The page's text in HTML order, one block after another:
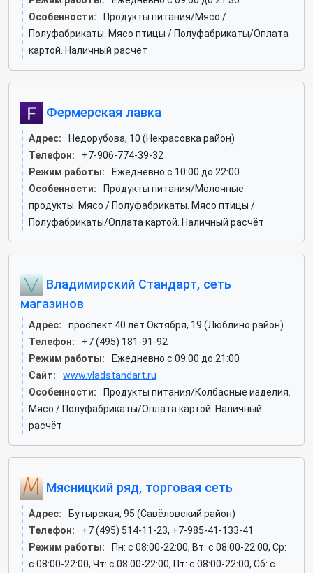
Особенности:
Продукты питания/Мясо /
Полуфабрикаты. Мясо птицы / Полуфабрикаты/Оплата
картой. Наличный расчёт
Фермерская лавка
Адрес:
Недорубова, 10 (Некрасовка район)
Телефон:
+7-906-774-39-32
Режим работы:
Ежедневно с 10:00 до 22:00
Особенности:
Продукты питания/Молочные
продукты. Мясо / Полуфабрикаты. Мясо птицы /
Полуфабрикаты/Оплата картой. Наличный расчёт
Владимирский Стандарт, сеть
магазинов
Адрес:
проспект 40 лет Октября, 19 (Люблино район)
Телефон:
+7 (495) 181-91-92
Режим работы:
Ежедневно с 09:00 до 21:00
Сайт:
www.vladstandart.ru
Особенности:
Продукты питания/Колбасные изделия.
Мясо / Полуфабрикаты/Оплата картой. Наличный
расчёт
Мясницкий ряд, торговая сеть
Адрес:
Бутырская, 95 (Савёловский район)
Телефон:
+7 (495) 514-11-23, +7-985-41-133-41
Режим работы:
Пн: c 08:00-22:00, Вт: c 08:00-22:00, Ср:
c 08:00-22:00, Чт: c 08:00-22:00, Пт: c 08:00-22:00, Сб: c